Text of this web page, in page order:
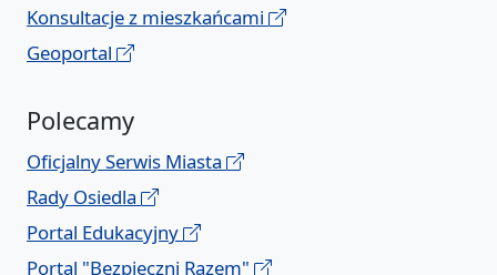
Konsultacje z mieszkańcami
Geoportal
Polecamy
Oficjalny Serwis Miasta
Rady Osiedla
Portal Edukacyjny
Portal "Bezpieczni Razem"